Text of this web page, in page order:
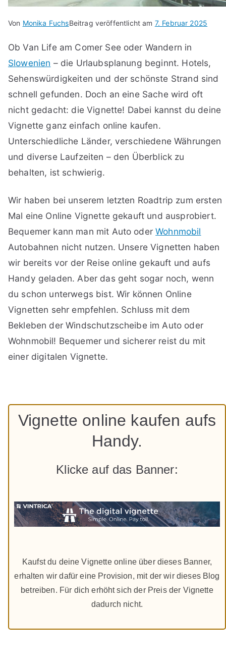
Von Monika FuchsBeitrag veröffentlicht am 7. Februar 2025
Ob Van Life am Comer See oder Wandern in
Slowenien – die Urlaubsplanung beginnt. Hotels,
Sehenswürdigkeiten und der schönste Strand sind
schnell gefunden. Doch an eine Sache wird oft
nicht gedacht: die Vignette! Dabei kannst du deine
Vignette ganz einfach online kaufen.
Unterschiedliche Länder, verschiedene Währungen
und diverse Laufzeiten – den Überblick zu
behalten, ist schwierig.
Wir haben bei unserem letzten Roadtrip zum ersten
Mal eine Online Vignette gekauft und ausprobiert.
Bequemer kann man mit Auto oderWohnmobil
Autobahnen nicht nutzen. Unsere Vignetten haben
wir bereits vor der Reise online gekauft und aufs
Handy geladen. Aber das geht sogar noch, wenn
du schon unterwegs bist. Wir können Online
Vignetten sehr empfehlen. Schluss mit dem
Bekleben der Windschutzscheibe im Auto oder
Wohnmobil! Bequemer und sicherer reist du mit
einer digitalen Vignette.
Vignette online kaufen aufs
Handy.
Klicke auf das Banner:
Kaufst du deine Vignette online über dieses Banner,
erhalten wir dafür eine Provision, mit der wir dieses Blog
betreiben. Für dich erhöht sich der Preis der Vignette
dadurch nicht.